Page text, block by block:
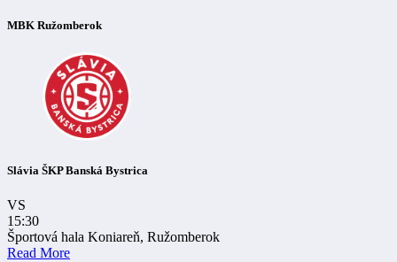
MBK Ružomberok
Slávia ŠKP Banská Bystrica
VS
15:30
Športová hala Koniareň, Ružomberok
Read More